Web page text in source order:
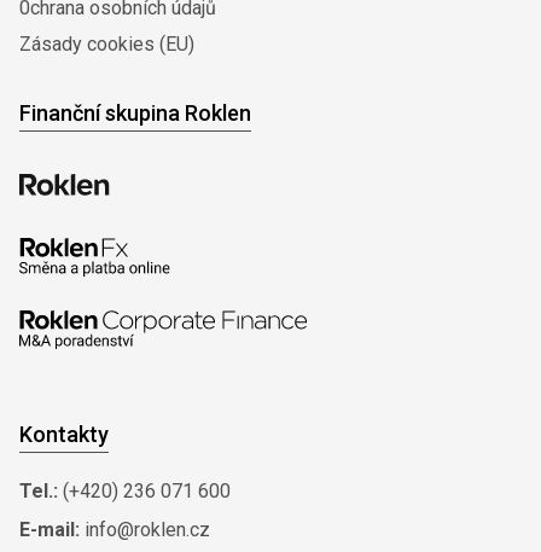
0chrana osobních údajů
Zásady cookies (EU)
Finanční skupina Roklen
Kontakty
Tel.: (+420) 236 071 600
E-mail: info@roklen.cz